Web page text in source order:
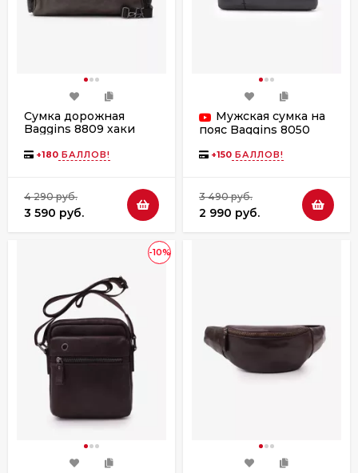
Сумка дорожная
Baggins 8809 хаки
+180 БАЛЛОВ!
4 290 руб.
3 590 руб.
Мужская сумка на
пояс Baggins 8050
+150 БАЛЛОВ!
3 490 руб.
2 990 руб.
-10%